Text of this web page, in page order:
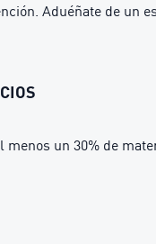
Aduéñate de un
menos un 30% de